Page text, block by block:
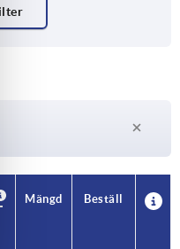
Mängd Beställ